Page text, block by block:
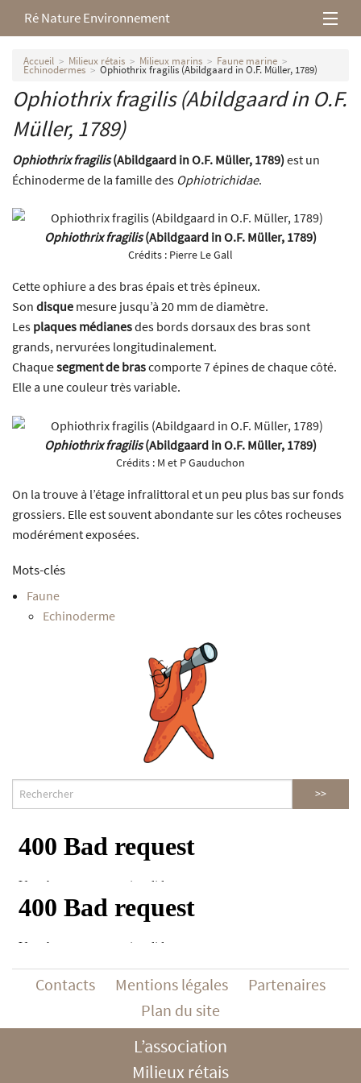
Ré Nature Environnement
L’association
Milieux rétais
Nos parutions
Accueil Milieux rétais Milieux marins Faune marine
Echinodermes Ophiothrix fragilis (Abildgaard in O.F. Müller, 1789)
Ophiothrix fragilis(Abildgaard in O.F.
Müller, 1789)
Ophiothrix fragilis(Abildgaard in O.F. Müller, 1789)est un
Échinoderme de la famille des Ophiotrichidae.
Ophiothrix fragilis(Abildgaard in O.F. Müller, 1789)
Crédits : Pierre Le Gall
Cette ophiure a des bras épais et très épineux.
Son disque mesure jusqu’à 20 mm de diamètre.
Les plaques médianesdes bords dorsaux des bras sont
grands, nervurées longitudinalement.
Chaquesegment de brascomporte 7 épines de chaque côté.
Elle a une couleur très variable.
Ophiothrix fragilis(Abildgaard in O.F. Müller, 1789)
Crédits : M et P Gauduchon
On la trouve à l’étage infralittoral et un peu plus bas sur fonds
grossiers. Elle est souvent abondante sur les côtes rocheuses
modérément exposées.
Mots-clés
Faune
Echinoderme
Contacts Mentions légales
Partenaires
Plan du site
L’association
Milieux rétais